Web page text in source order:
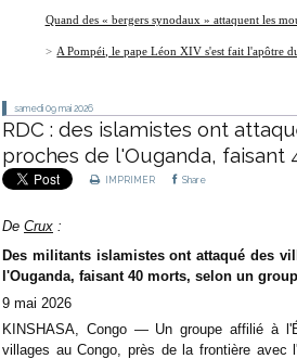
Quand des « bergers synodaux » attaquent les
A Pompéi, le pape Léon XIV s'est fait l'apôtre
samedi 09 mai 2026
RDC : des islamistes ont
proches de l'Ouganda, faisant
IMPRIMER Share
De Crux :
Des militants islamistes ont attaqué des
l'Ouganda, faisant 40 morts, selon un
9 mai 2026
KINSHASA, Congo — Un groupe affilié à
villages au Congo, près de la frontière avec